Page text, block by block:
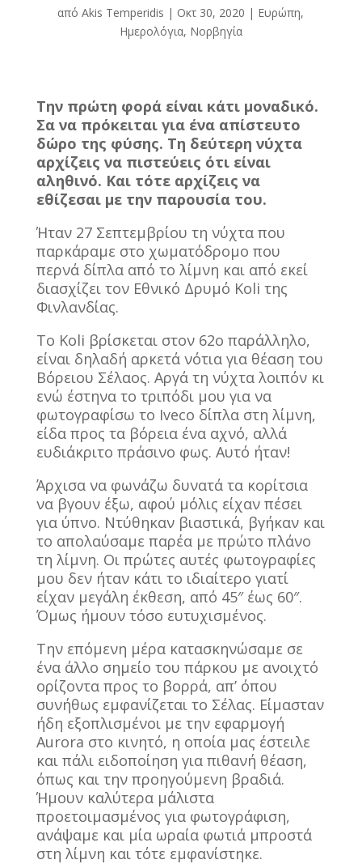
απόAkis Temperidis | Οκτ 30, 2020 | Ευρώπη,
Ημερολόγια, Νορβηγία
Την πρώτη φορά είναι κάτι μοναδικό.
Σα να πρόκειται για ένα απίστευτο
δώρο της φύσης. Τη δεύτερη νύχτα
αρχίζεις να πιστεύεις ότι είναι
αληθινό. Και τότε αρχίζεις να
εθίζεσαι με την παρουσία του.
Ήταν 27 Σεπτεμβρίου τη νύχτα που
παρκάραμε στο χωματόδρομο που
περνά δίπλα από το λίμνη και από εκεί
διασχίζει τον Εθνικό Δρυμό Koli της
Φινλανδίας.
To Koli βρίσκεται στον 62ο παράλληλο,
είναι δηλαδή αρκετά νότια για θέαση του
Βόρειου Σέλαος. Αργά τη νύχτα λοιπόν κι
ενώ έστηνα το τριπόδι μου για να
φωτογραφίσω το Iveco δίπλα στη λίμνη,
είδα προς τα βόρεια ένα αχνό, αλλά
ευδιάκριτο πράσινο φως. Αυτό ήταν!
Άρχισα να φωνάζω δυνατά τα κορίτσια
να βγουν έξω, αφού μόλις είχαν πέσει
για ύπνο. Ντύθηκαν βιαστικά, βγήκαν και
το απολαύσαμε παρέα με πρώτο πλάνο
τη λίμνη. Οι πρώτες αυτές φωτογραφίες
μου δεν ήταν κάτι το ιδιαίτερο γιατί
είχαν μεγάλη έκθεση, από 45″ έως 60″.
Όμως ήμουν τόσο ευτυχισμένος.
Την επόμενη μέρα κατασκηνώσαμε σε
ένα άλλο σημείο του πάρκου με ανοιχτό
ορίζοντα προς το βορρά, απ’ όπου
συνήθως εμφανίζεται το Σέλας. Είμασταν
ήδη εξοπλισμένοι με την εφαρμογή
Aurora στο κινητό, η οποία μας έστειλε
και πάλι ειδοποίηση για πιθανή θέαση,
όπως και την προηγούμενη βραδιά.
Ήμουν καλύτερα μάλιστα
προετοιμασμένος για φωτογράφιση,
ανάψαμε και μία ωραία φωτιά μπροστά
στη λίμνη και τότε εμφανίστηκε.